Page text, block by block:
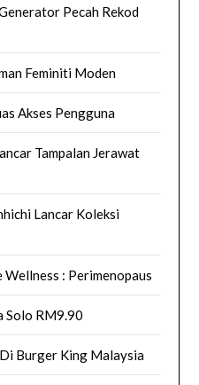
Pecah Rekod
Feminiti Moden
Akses Pengguna
Tampalan Jerawat
Lancar Koleksi
: Perimenopaus
Solo RM9.90
Burger King Malaysia